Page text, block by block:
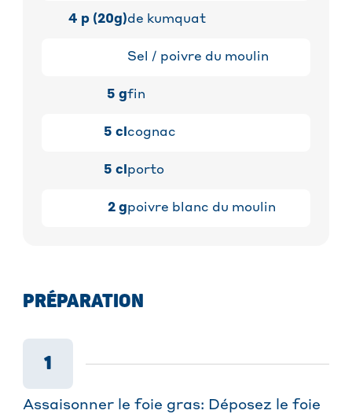
4 p (20g)de kumquat
Sel / poivre du moulin
5 gfin
5 cl cognac
5 cl porto
2 gpoivre blanc du moulin
PRÉPARATION
1
Assaisonner le foie gras: Déposez le foie